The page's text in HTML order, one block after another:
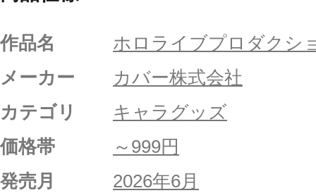
作品名
ホロライブプロダクシ
メーカー
カバー株式会社
カテゴリ
キャラグッズ
価格帯
～999円
発売月
2026年6月